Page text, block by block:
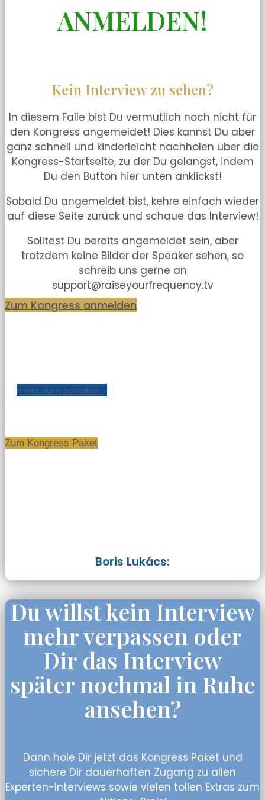
ANMELDEN!
Kein Interview zu sehen?
In diesem Falle bist Du vermutlich noch nicht für
den Kongress angemeldet! Dies kannst Du aber
ganz schnell und kinderleicht nachholen über die
Kongress-Startseite, zu der Du gelangst, indem
Du den Button hier unten anklickst!
Sobald Du angemeldet bist, kehre einfach wieder
auf diese Seite zurück und schaue das Interview!
Solltest Du bereits angemeldet sein, aber
trotzdem keine Bilder der Speaker sehen, so
schreib uns gerne an
support@raiseyourfrequency.tv
Zum Kongress anmelden
mehr zum Speaker ...
Zum Kongress Paket
Boris Lukács:
Du willst kein Interview
mehr verpassen oder
Dir das Interview
später nochmal in Ruhe
ansehen?
Dann hole Dir jetzt das Kongress Paket und
sichere Dir dauerhaften Zugang zu allen
Experten-Interviews sowie vielen tollen Extras zum